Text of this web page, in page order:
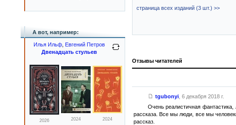
страница всех изданий (3 шт.) >>
Отзывы читателей
tgubonyi, 6 декабря 2018 г.
Очень реалистичная
рассказа. Все мы люди, все мы
рассказ.
А вот, например:
Илья Ильф, Евгений Петров
Двенадцать стульев
2026 2024 2024